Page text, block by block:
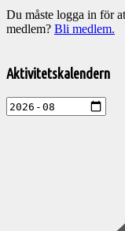
Du måste logga in för
medlem? Bli medlem.
till
aktiviteter
Aktivitetskalendern